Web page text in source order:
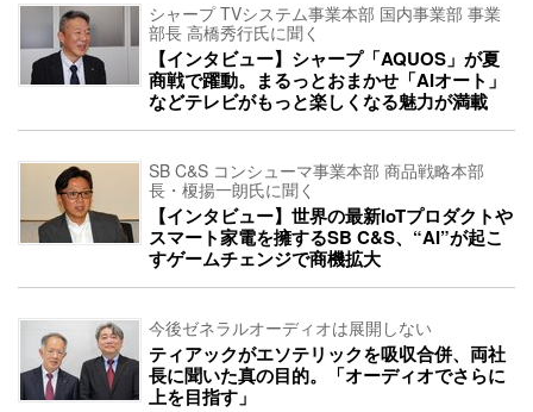
シャープ TVシステム事業本部 国内事業部 事業
部長 高橋秀行氏に聞く
【インタビュー】シャープ「AQUOS」が夏
商戦で躍動。まるっとおまかせ「AIオート」
などテレビがもっと楽しくなる魅力が満載
SB C&S コンシューマ事業本部 商品戦略本部
長・榎揚一朗氏に聞く
【インタビュー】世界の最新IoTプロダクトや
スマート家電を擁するSB C&S、“AI”が起こ
すゲームチェンジで商機拡大
今後ゼネラルオーディオは展開しない
ティアックがエソテリックを吸収合併、両社
長に聞いた真の目的。「オーディオでさらに
上を目指す」